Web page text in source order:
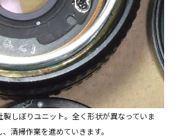
しぼりユニット。全く形状が異なっていま
清掃作業を進めていきます。